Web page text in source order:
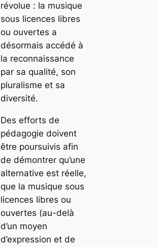
révolue : la musique
sous licences libres
ou ouvertes a
désormais accédé à
la reconnaissance
par sa qualité, son
pluralisme et sa
diversité.
Des efforts de
pédagogie doivent
être poursuivis afin
de démontrer qu’une
alternative est réelle,
que la musique sous
licences libres ou
ouvertes (au-delà
d’un moyen
d’expression et de